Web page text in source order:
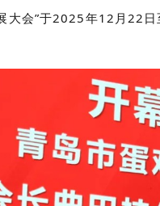
大会”于2025年12月22